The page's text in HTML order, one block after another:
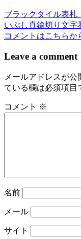
投
稿
ナ
ゲ
シ
ブラックタイル表
いぶし真鍮切り文
コメントはこちらか
Leave a comment
メールアドレスが公
ている欄は必須項目
コメント ※
名前
メール
サイト